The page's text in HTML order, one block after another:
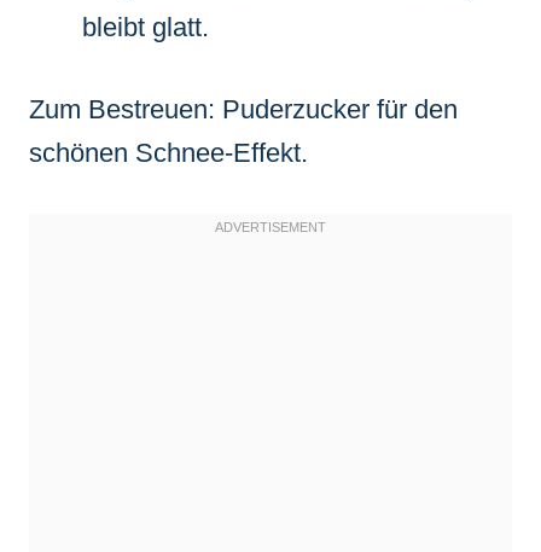
bleibt glatt.
Zum Bestreuen: Puderzucker für den
schönen Schnee-Effekt.